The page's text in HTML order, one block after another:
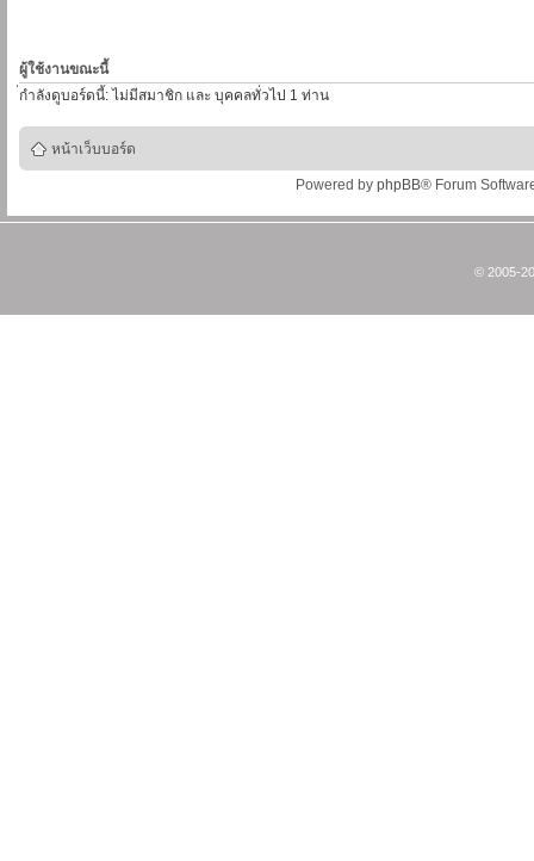
ผู้ใช้งานขณะนี้
่กำลังดูบอร์ดนี้: ไม่มีสมาชิก และ บุคคลทั่วไป 1 ท่าน
หน้าเว็บบอร์ด
Powered by phpBB® Forum
© 2005-